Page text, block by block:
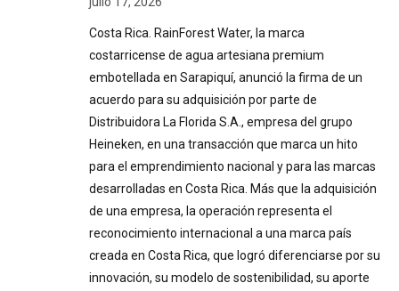
Costa Rica. RainForest Water, la marca
costarricense de agua artesiana premium
embotellada en Sarapiquí, anunció la firma de un
acuerdo para su adquisición por parte de
Distribuidora La Florida S.A., empresa del grupo
Heineken, en una transacción que marca un hito
para el emprendimiento nacional y para las marcas
desarrolladas en Costa Rica. Más que la adquisición
de una empresa, la operación representa el
reconocimiento internacional a una marca país
creada en Costa Rica, que logró diferenciarse por su
innovación, su modelo de sostenibilidad, su aporte